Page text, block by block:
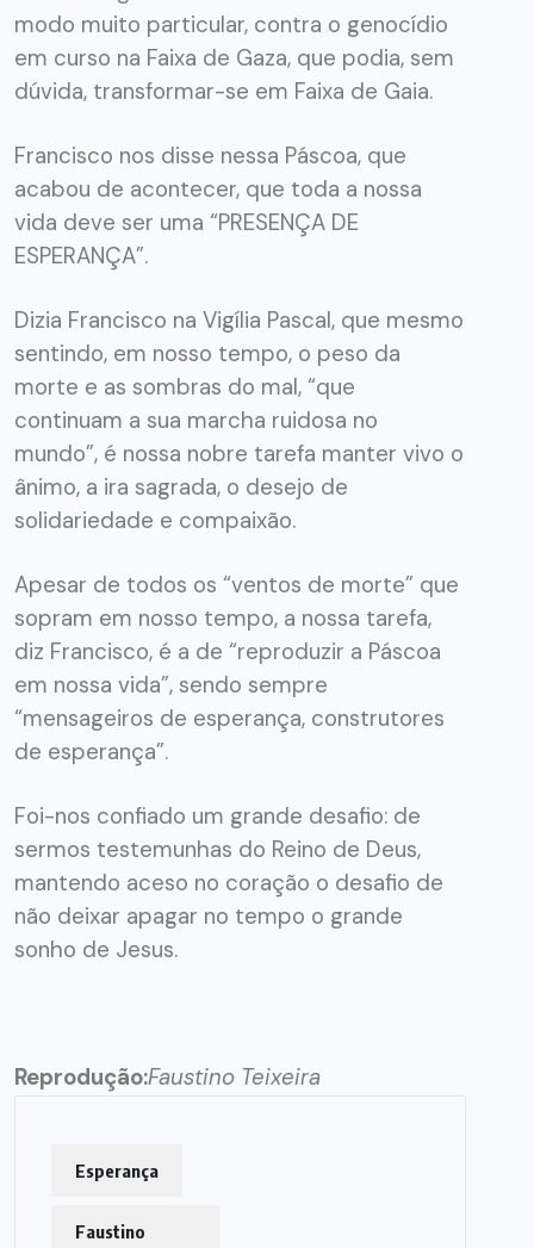
modo muito particular, contra o genocídio
em curso na Faixa de Gaza, que podia, sem
dúvida, transformar-se em Faixa de Gaia.
Francisco nos disse nessa Páscoa, que
acabou de acontecer, que toda a nossa
vida deve ser uma “PRESENÇA DE
ESPERANÇA”.
Dizia Francisco na Vigília Pascal, que mesmo
sentindo, em nosso tempo, o peso da
morte e as sombras do mal, “que
continuam a sua marcha ruidosa no
mundo”, é nossa nobre tarefa manter vivo o
ânimo, a ira sagrada, o desejo de
solidariedade e compaixão.
Apesar de todos os “ventos de morte” que
sopram em nosso tempo, a nossa tarefa,
diz Francisco, é a de “reproduzir a Páscoa
em nossa vida”, sendo sempre
“mensageiros de esperança, construtores
de esperança”.
Foi-nos confiado um grande desafio: de
sermos testemunhas do Reino de Deus,
mantendo aceso no coração o desafio de
não deixar apagar no tempo o grande
sonho de Jesus.
Reprodução:Faustino Teixeira
Esperança
Faustino